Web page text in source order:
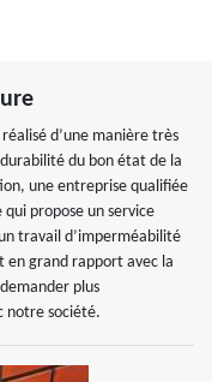
d’une manière très
du bon état de la
une entreprise qualifiée
propose un service
travail d’imperméabilité
grand rapport avec la
plus
notre société.